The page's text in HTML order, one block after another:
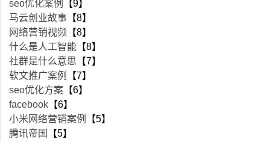
seo优化案例
【9】
马云创业故事 【8】
网络营销视频 【8】
什么是人工智能 【8】
社群是什么意思 【7】
软文推广案例
【7】
seo优化方案 【6】
facebook 【6】
小米网络营销案例
【5】
腾讯帝国
【5】